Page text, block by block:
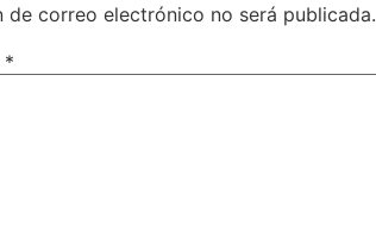
de correo electrónico no será publicada.
*